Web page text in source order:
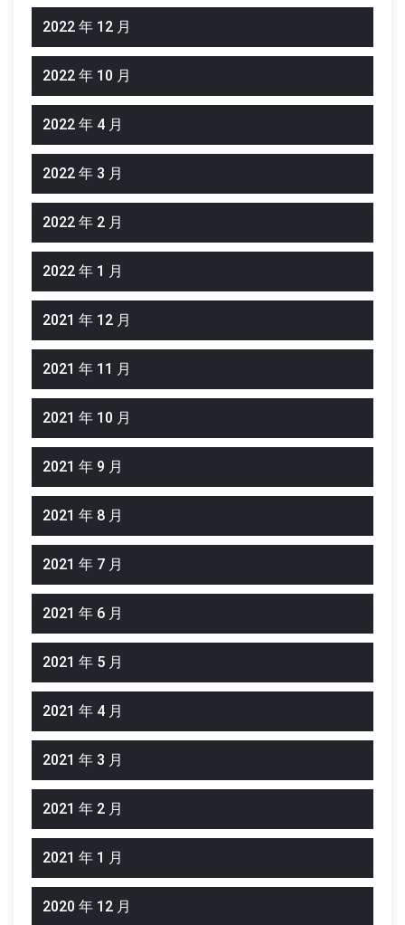
2022 年 12 月
2022 年 10 月
2022 年 4 月
2022 年 3 月
2022 年 2 月
2022 年 1 月
2021 年 12 月
2021 年 11 月
2021 年 10 月
2021 年 9 月
2021 年 8 月
2021 年 7 月
2021 年 6 月
2021 年 5 月
2021 年 4 月
2021 年 3 月
2021 年 2 月
2021 年 1 月
2020 年 12 月